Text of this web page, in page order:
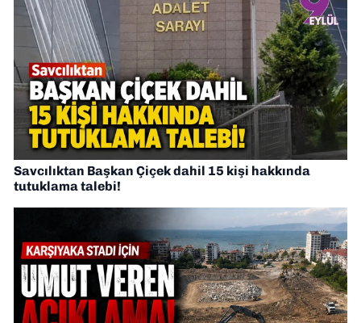
Savcılıktan Başkan Çiçek dahil 15 kişi hakkında
tutuklama talebi!